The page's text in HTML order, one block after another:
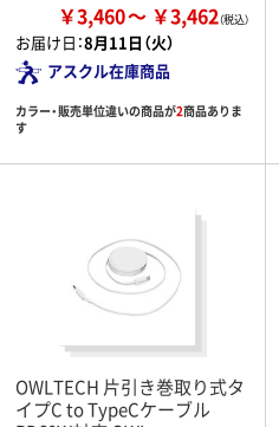
￥3,460 ￥3,462
お届け日：8月11日（火）
アスクル在庫商品
カラー・販売単位違いの商品が2商品ありま
す
OWLTECH 片引き巻取り式タ
イプC to TypeCケーブル